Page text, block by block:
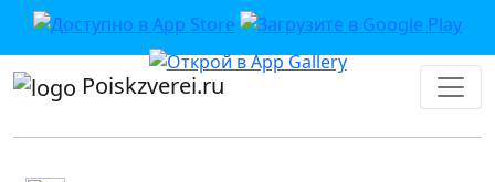
Poiskzverei.ru